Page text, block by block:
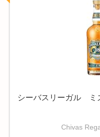
シーバスリーガル ミ
Chivas